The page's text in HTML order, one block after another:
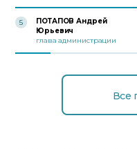
5
ПОТАПОВ Андрей
Юрьевич
глава администрации
Все